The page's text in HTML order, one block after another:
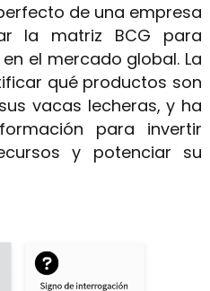
de una empresa
la matriz BCG para
el mercado global. La
qué productos son
vacas lecheras, y ha
para invertir
y potenciar su